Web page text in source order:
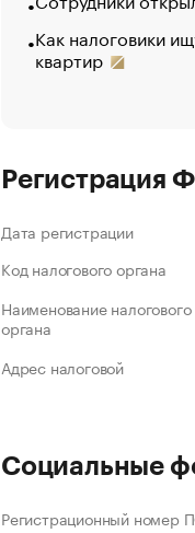
Как налоговики
квартир
Регистрация
Дата регистрации
Код налогового органа
Наименование налогового
органа
Адрес налоговой
Социальные
Регистрационный номер